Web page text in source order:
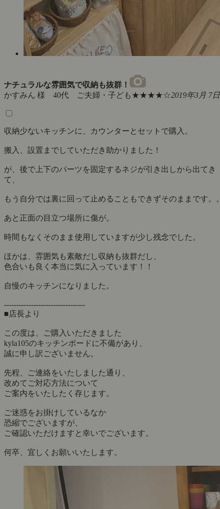
ナチュラルな雰囲気で収納も抜群！
かすみん 様 40代 ご夫婦・子ども★★★★☆2019年3月 7日
収納少ないキッチンに、カウンターとセットで購入。
搬入、設置までしていただき助かりました！
が、後で上下のパーツを固定するネジが引き出しから出てき
て、
もう自分では裏に回って止めることもできずそのままです。
あと正面の目立つ場所に傷が。
時間もなくそのまま使用していますが少し残念でした。
ほかは、雰囲気も素敵だし収納も抜群だし、
色合いも良く本当に気に入っています！！
自慢のキッチンになりました。
---------------------------------
■店長より
この度は、ご購入いただきました
kyla105のキッチンボードに不備があり、
誠に申し訳ございません。
先程、ご連絡をいたしました通り、
改めてご対応方法について
ご案内をいたしたく存じます。
ご迷惑をお掛けしているなか
恐縮でございますが、
ご確認いただけますと幸いでございます。
何卒、宜しくお願いいたします。